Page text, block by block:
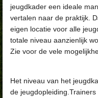
jeugdkader een ideale
vertalen naar de praktijk.
eigen locatie voor alle
totale niveau aanzienlijk
Zie voor de vele
Het niveau van het
de